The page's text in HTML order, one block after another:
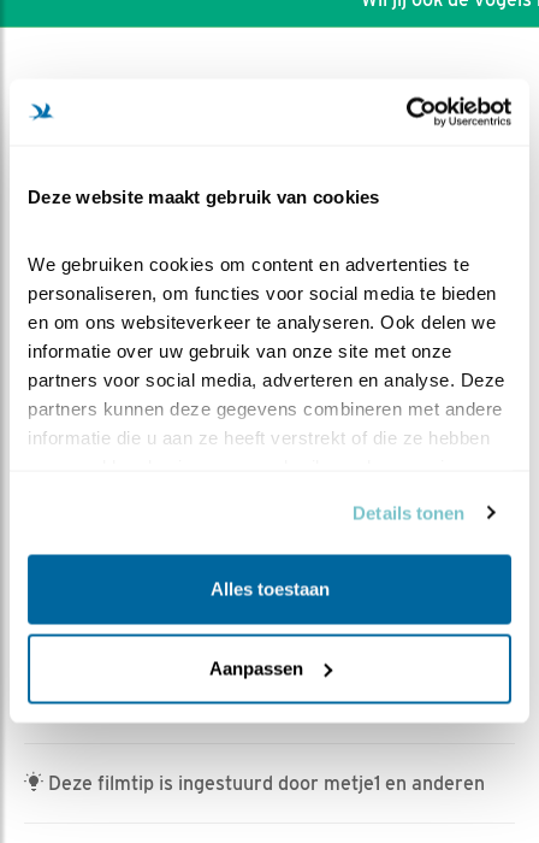
Deze website maakt gebruik van cookies
We gebruiken cookies om content en advertenties te
personaliseren, om functies voor social media te bieden
en om ons websiteverkeer te analyseren. Ook delen we
informatie over uw gebruik van onze site met onze
partners voor social media, adverteren en analyse. Deze
partners kunnen deze gegevens combineren met andere
informatie die u aan ze heeft verstrekt of die ze hebben
Details tonen
Alles toestaan
Aanpassen
DEEL DIT FILMPJE
volgen, maar er is altijd wel een eerste: het eerste
kuiken en de eerste voedering in dit geval. De beelden
zijn van 9 juni.
Deze filmtip is ingestuurd door metje1 en anderen